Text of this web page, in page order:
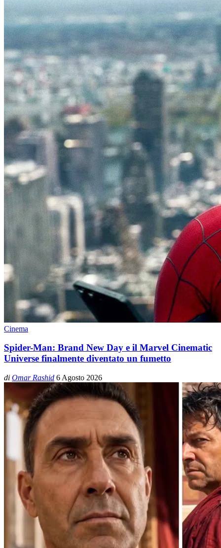
Cinema
Spider-Man: Brand New Day e il Marvel Cinematic
Universe finalmente diventato un fumetto
di Omar Rashid 6 Agosto 2026